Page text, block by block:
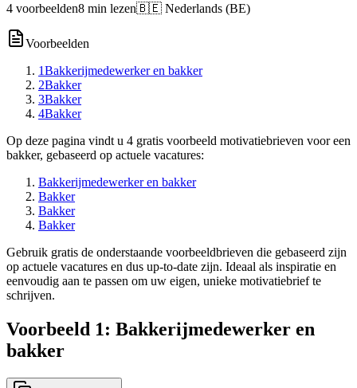
4 voorbeelden8 min lezen🇧🇪 Nederlands (BE)
Voorbeelden
1Bakkerijmedewerker en bakker
2Bakker
3Bakker
4Bakker
Op deze pagina vindt u 4 gratis voorbeeld motivatiebrieven voor een
bakker, gebaseerd op actuele vacatures:
Bakkerijmedewerker en bakker
Bakker
Bakker
Bakker
Gebruik gratis de onderstaande voorbeeldbrieven die gebaseerd zijn
op actuele vacatures en dus up-to-date zijn. Ideaal als inspiratie en
eenvoudig aan te passen om uw eigen, unieke motivatiebrief te
schrijven.
Voorbeeld 1: Bakkerijmedewerker en
bakker